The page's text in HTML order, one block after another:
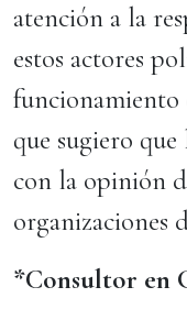
atención a la
estos actores
que sugiero
con la opinión
organizaciones
*Consultor en